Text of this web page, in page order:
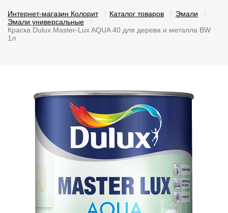
Интернет-магазин Колорит Каталог товаров
Эмали
Эмали универсальные
Краска Dulux Master-Lux AQUA 40 для дерева и металла BW
1л